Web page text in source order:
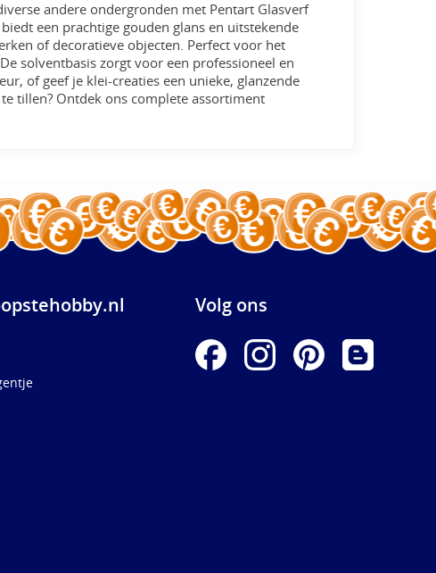
andere ondergronden met Pentart Glasverf
een prachtige gouden glans en uitstekende
of decoratieve objecten. Perfect voor het
solventbasis zorgt voor een professioneel en
of geef je klei-creaties een unieke, glanzende
tillen? Ontdek ons complete assortiment
Volg ons